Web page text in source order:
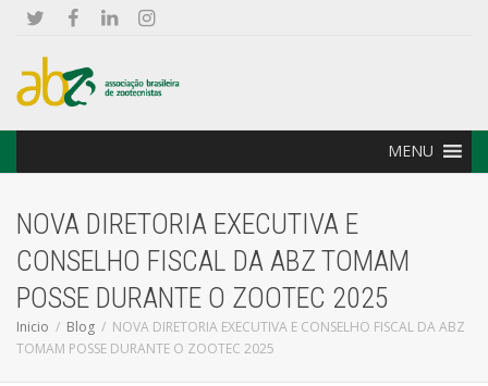
MENU
NOVA DIRETORIA EXECUTIVA E
CONSELHO FISCAL DA ABZ TOMAM
POSSE DURANTE O ZOOTEC 2025
Inicio Blog
NOVA DIRETORIA EXECUTIVA E CONSELHO FISCAL DA ABZ
TOMAM POSSE DURANTE O ZOOTEC 2025